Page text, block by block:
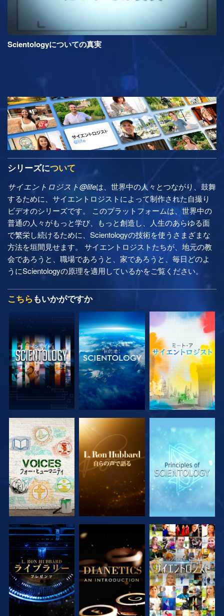
Scientologyについての真実
シリーズについて
サイエントロジスト@lifeは、世界中の人々とつながり、鼓舞
するために、サイエントロジストによって制作された自撮り
ビデオのシリーズです。 このプラットフォームは、世界中の
普通の人々がもっと学び、もっと創造し、人生のあらゆる面
で繁栄し続けるために、Scientologyの技術を使うさまざまな
方法を垣間見せます。 サイエントロジストたちが、地元の教
会であろうと、職場であろうと、家であろうと、毎日どのよ
うにScientologyの原理を適用しているかをご覧ください。
こちら もいかがですか
シリーズを探求 シリーズを探求 シリーズを探求
シリーズを探求 シリーズを探求 観る